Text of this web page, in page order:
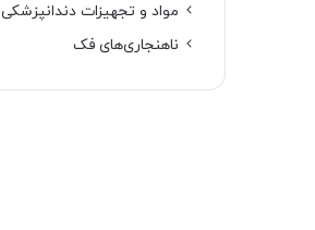
مواد و تجهیزات دندانپزشکی
ناهنجاری‌های فک